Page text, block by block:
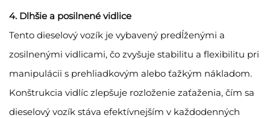
4. Dlhšie a posilnené vidlice
Tento dieselový vozík je vybavený predĺženými a
zosilnenými vidlicami, čo zvyšuje stabilitu a flexibilitu pri
manipulácii s prehliadkovým alebo ťažkým nákladom.
Konštrukcia vidlíc zlepšuje rozloženie zaťaženia, čím sa
dieselový vozík stáva efektívnejším v každodenných